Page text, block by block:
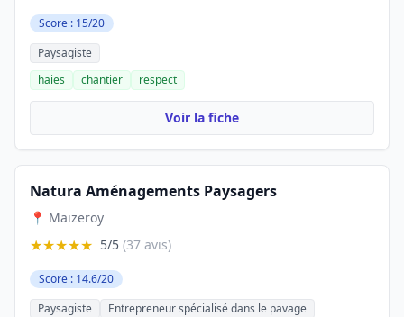
Score : 15/20
Paysagiste
haies
chantier respect
Voir la fiche
Natura Aménagements Paysagers
📍 Maizeroy
★★★★★ 5/5 (37 avis)
Score : 14.6/20
Paysagiste
Entrepreneur spécialisé dans le pavage